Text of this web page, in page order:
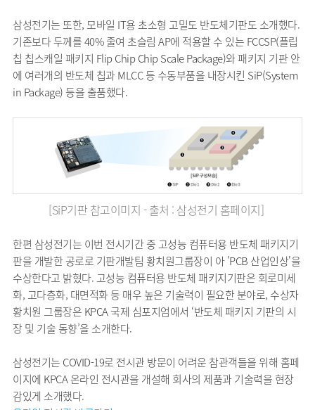
삼성전기는 또한, 모바일 IT용 초소형 고밀도 반도체기판도 소개했다.
기존보다 두께를 40% 줄여 초슬림 AP에 적용할 수 있는 FCCSP(플립
칩 칩스캐일 패키지 Flip Chip Chip Scale Package)와 패키지 기판 안
에 여러개의 반도체 칩과 MLCC 등 수동부품을 내장시킨 SiP(System
in Package) 등을 출품했다.
[SiP기판 참고이미지 - 출처 : 삼성전기 홈페이지]
한편 삼성전기는 이번 전시기간 중 고성능 컴퓨터용 반도체 패키지기
판을 개발한 공로로 기판개발팀 황치원그룹장이 아 'PCB 산업인상'을
수상한다고 밝혔다. 고성능 컴퓨터용 반도체 패키지기판은 회로미세
화, 고다층화, 대면적화 등 매우 높은 기술력이 필요한 분야로, 수상자
황치원 그룹장은 KPCA 국제 심포지엄에서 ‘반도체 패키지 기판의 시
장 및 기술 동향’을 소개한다.
삼성전기는 COVID-19로 전시관 방문이 어려운 참관객들을 위해 홈페
이지에 KPCA 온라인 전시관을 개설해 회사의 제품과 기술력을 현장
감있게 소개했다.